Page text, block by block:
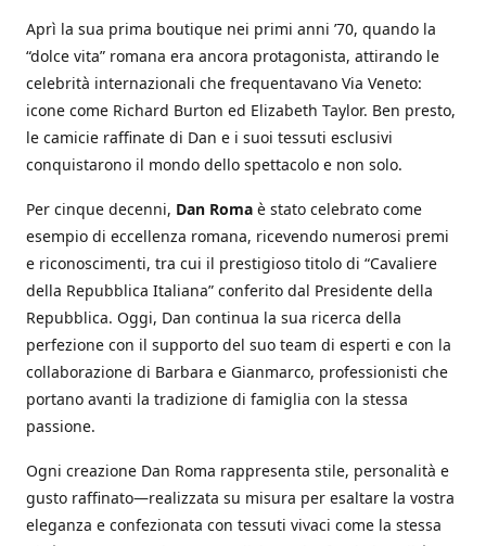
Aprì la sua prima boutique nei primi anni ’70, quando la
“dolce vita” romana era ancora protagonista, attirando le
celebrità internazionali che frequentavano Via Veneto:
icone come Richard Burton ed Elizabeth Taylor. Ben presto,
le camicie raffinate di Dan e i suoi tessuti esclusivi
conquistarono il mondo dello spettacolo e non solo.
Per cinque decenni, Dan Roma è stato celebrato come
esempio di eccellenza romana, ricevendo numerosi premi
e riconoscimenti, tra cui il prestigioso titolo di “Cavaliere
della Repubblica Italiana” conferito dal Presidente della
Repubblica. Oggi, Dan continua la sua ricerca della
perfezione con il supporto del suo team di esperti e con la
collaborazione di Barbara e Gianmarco, professionisti che
portano avanti la tradizione di famiglia con la stessa
passione.
Ogni creazione Dan Roma rappresenta stile, personalità e
gusto raffinato—realizzata su misura per esaltare la vostra
eleganza e confezionata con tessuti vivaci come la stessa